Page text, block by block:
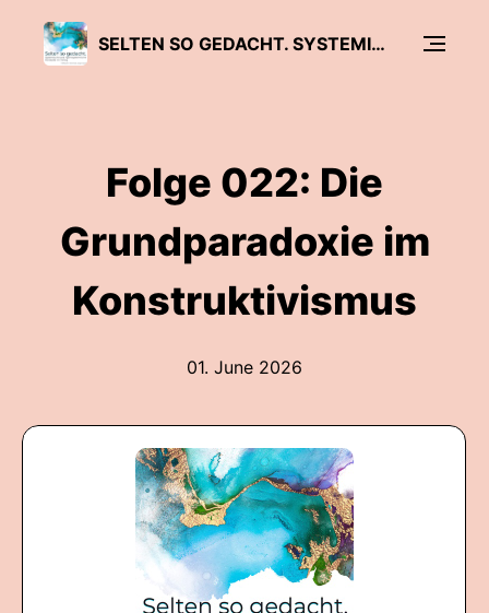
SELTEN SO GEDACHT. SYSTEMISCHE UND HYPNOSYSTEMISCHE KONZEPTE IM DIALOG
Folge 022: Die
Grundparadoxie im
Konstruktivismus
01. June 2026